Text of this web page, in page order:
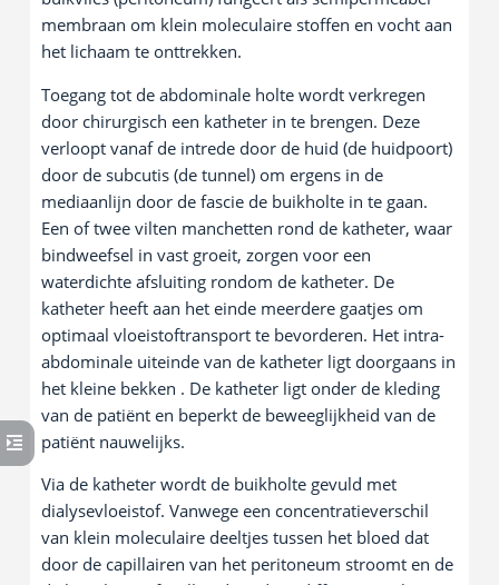
membraan om klein moleculaire stoffen en vocht aan
het lichaam te onttrekken.
Toegang tot de abdominale holte wordt verkregen
door chirurgisch een katheter in te brengen. Deze
verloopt vanaf de intrede door de huid (de huidpoort)
door de subcutis (de tunnel) om ergens in de
mediaanlijn door de fascie de buikholte in te gaan.
Een of twee vilten manchetten rond de katheter, waar
bindweefsel in vast groeit, zorgen voor een
waterdichte afsluiting rondom de katheter. De
katheter heeft aan het einde meerdere gaatjes om
optimaal vloeistoftransport te bevorderen. Het intra-
abdominale uiteinde van de katheter ligt doorgaans in
het kleine bekken . De katheter ligt onder de kleding
van de patiënt en beperkt de beweeglijkheid van de
patiënt nauwelijks.
Via de katheter wordt de buikholte gevuld met
dialysevloeistof. Vanwege een concentratieverschil
van klein moleculaire deeltjes tussen het bloed dat
door de capillairen van het peritoneum stroomt en de